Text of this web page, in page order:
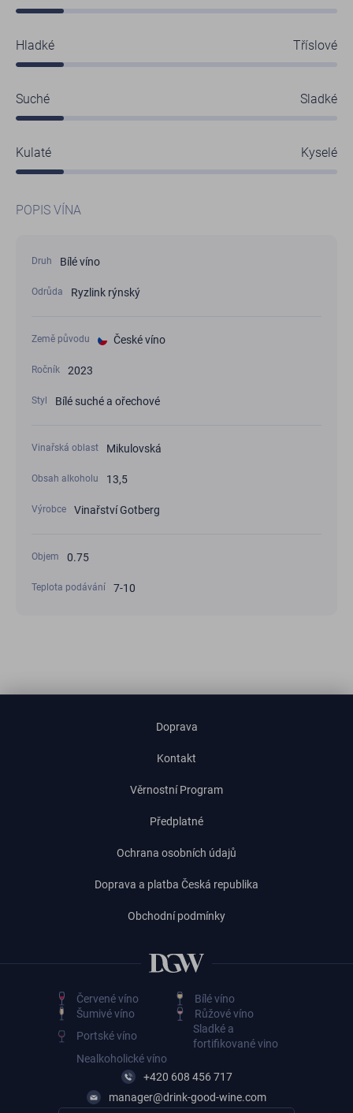
Hladké Tříslové
Suché Sladké
Kulaté Kyselé
POPIS VÍNA
Druh Bílé víno
Odrůda Ryzlink rýnský
Země původu České víno
Ročník 2023
Styl Bílé suché a ořechové
Vinařská oblast Mikulovská
Obsah alkoholu 13,5
Výrobce Vinařství Gotberg
Objem 0.75
Teplota podávání 7-10
Doprava
Kontakt
Věrnostní Program
Předplatné
Ochrana osobních údajů
Doprava a platba Česká republika
Obchodní podmínky
Červené víno
Bílé víno
Šumivé víno
Růžové víno
Portské víno
Sladké a
fortifikované vino
Nealkoholické víno
+420 608 456 717
manager@drink-good-wine.com